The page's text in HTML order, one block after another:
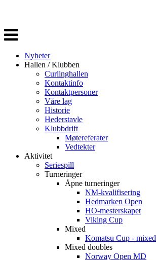
Veksle
navigasjon
Nyheter
Hallen / Klubben
Curlinghallen
Kontaktinfo
Kontaktpersoner
Våre lag
Historie
Hederstavle
Klubbdrift
Møtereferater
Vedtekter
Aktivitet
Seriespill
Turneringer
Åpne turneringer
NM-kvalifisering
Hedmarken Open
HO-mesterskapet
Viking Cup
Mixed
Komatsu Cup - mixed
Mixed doubles
Norway Open MD